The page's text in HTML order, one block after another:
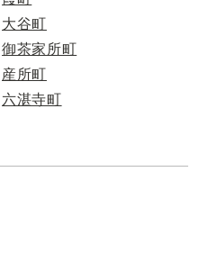
大谷町
御茶家所町
産所町
六湛寺町